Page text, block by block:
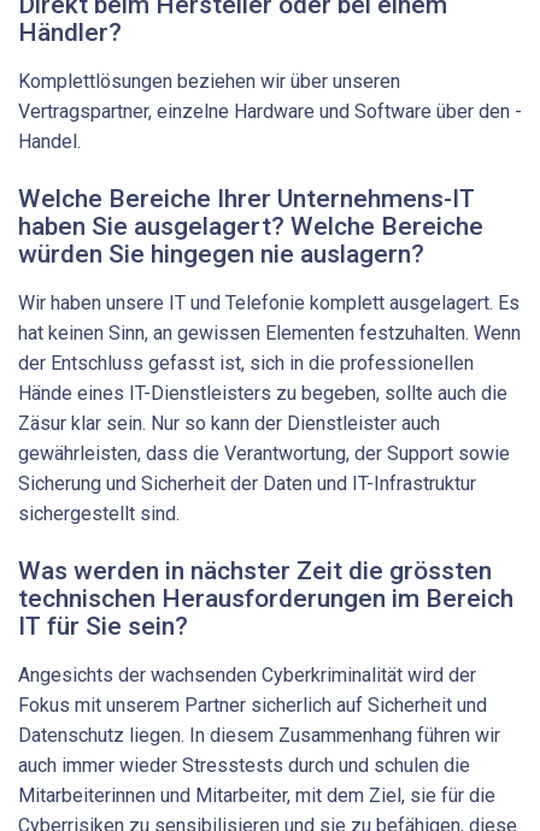
Händler?
Komplettlösungen beziehen wir über unseren
Vertragspartner, einzelne Hardware und Software über den ­
Handel.
Welche Bereiche Ihrer Unternehmens-IT
haben Sie ausgelagert? Welche Bereiche
würden Sie hingegen nie auslagern?
Wir haben unsere IT und Telefonie komplett ausgelagert. Es
hat keinen Sinn, an gewissen Elementen festzuhalten. Wenn
der Entschluss gefasst ist, sich in die professionellen
Hände eines IT-Dienstleisters zu begeben, sollte auch die
Zäsur klar sein. Nur so kann der Dienstleister auch
gewährleisten, dass die Verantwortung, der Support sowie
Sicherung und Sicherheit der Daten und IT-Infrastruktur
sichergestellt sind.
Was werden in nächster Zeit die grössten
technischen ­Herausforderungen im Bereich
IT für Sie sein?
Angesichts der wachsenden Cyberkriminalität wird der
Fokus mit unserem Partner sicherlich auf Sicherheit und
Datenschutz liegen. In diesem Zusammenhang führen wir
auch immer wieder Stresstests durch und schulen die
Mitarbeiterinnen und Mitarbeiter, mit dem Ziel, sie für die
Cyberrisiken zu sensibilisieren und sie zu befähigen, diese